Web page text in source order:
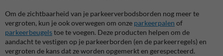
Om de zichtbaarheid van je parkeerverbodsborden nog meer te
vergroten, kun je ook overwegen om onze parkeerpalen of
parkeerbeugelstoe te voegen. Deze producten helpen om de
aandacht te vestigen op je parkeerborden (en de parkeerregels) en
vergroten de kans dat ze worden opgemerkt en gerespecteerd.